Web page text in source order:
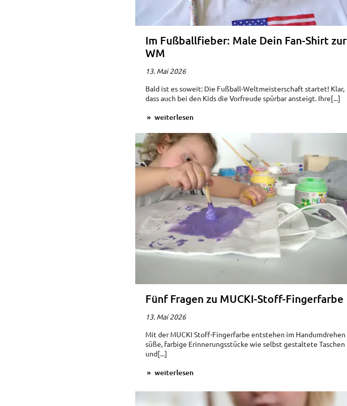
Im Fußballfieber: Male Dein Fan-Shirt zur
WM
13. Mai 2026
Bald ist es soweit: Die Fußball-Weltmeisterschaft startet! Klar,
dass auch bei den Kids die Vorfreude spürbar ansteigt. Ihre[...]
weiterlesen
Fünf Fragen zu MUCKI-Stoff-Fingerfarbe
13. Mai 2026
Mit der MUCKI Stoff-Fingerfarbe entstehen im Handumdrehen
süße, farbige Erinnerungsstücke wie selbst gestaltete Taschen
und[...]
weiterlesen